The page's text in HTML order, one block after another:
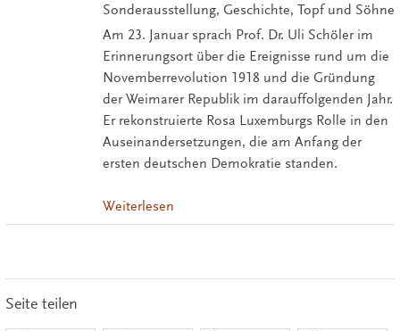
Sonderausstellung, Geschichte, Topf und Söhne
Am 23. Januar sprach Prof. Dr. Uli Schöler im
Erinnerungsort über die Ereignisse rund um die
Novemberrevolution 1918 und die Gründung
der Weimarer Republik im darauffolgenden Jahr.
Er rekonstruierte Rosa Luxemburgs Rolle in den
Auseinandersetzungen, die am Anfang der
ersten deutschen Demokratie standen.
Weiterlesen
Seite teilen